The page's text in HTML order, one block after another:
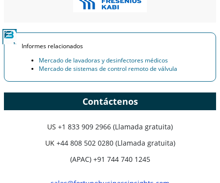
Informes relacionados
Mercado de lavadoras y desinfectores médicos
Mercado de sistemas de control remoto de válvula
Contáctenos
US +1 833 909 2966 (Llamada gratuita)
UK +44 808 502 0280 (Llamada gratuita)
(APAC) +91 744 740 1245